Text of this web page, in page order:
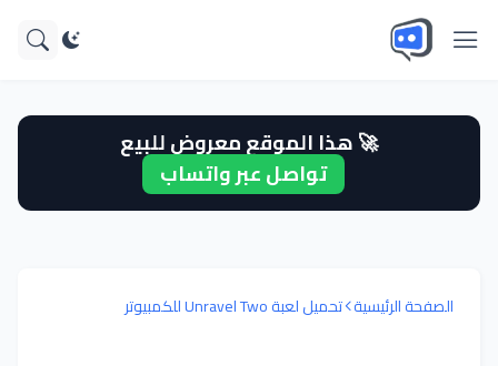
🚀 هذا الموقع معروض للبيع
تواصل عبر واتساب
الصفحة الرئيسية تحميل لعبة Unravel Two للكمبيوتر